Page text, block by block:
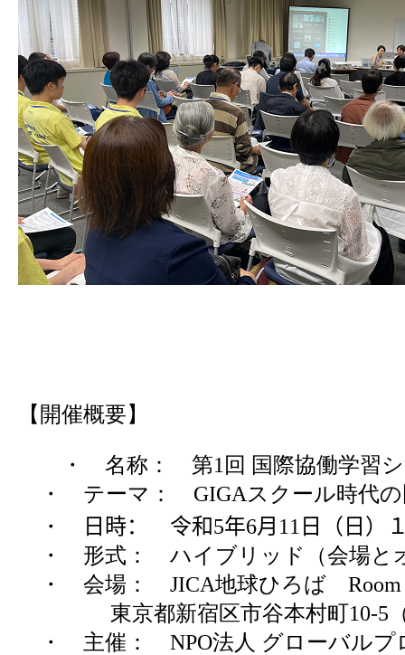
【開催概要】
・ 名称： 第1 回 国際協働学
・ テーマ：
GIGA スクール時代
・
日時： 令和5年6月 11 日（日）
・ 形式： ハイブリッド（会場と
・ 会場：
JICA地球ひろば Room
東京都新宿区市谷本村町10-5
・ 主催： NPO法人 グローバルプ